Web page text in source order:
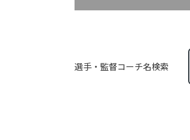
選手・監督コーチ名検索